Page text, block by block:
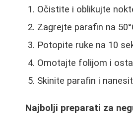
Očistite i oblikujte
Zagrejte parafin na
Potopite ruke na 10
Omotajte folijom i
Skinite parafin i
Najbolji preparati za